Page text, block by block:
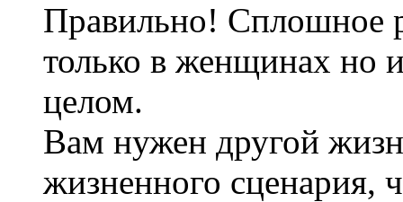
Правильно! Сплошное
только в женщинах но
целом.
Вам нужен другой
жизненного сценария,